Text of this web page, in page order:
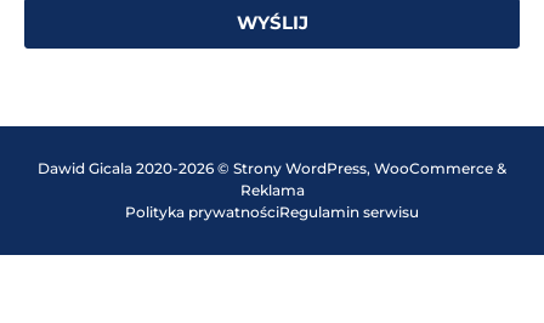
WYŚLIJ
Dawid Gicala 2020-2026 © Strony WordPress, WooCommerce &
Reklama
Polityka prywatnościRegulamin serwisu